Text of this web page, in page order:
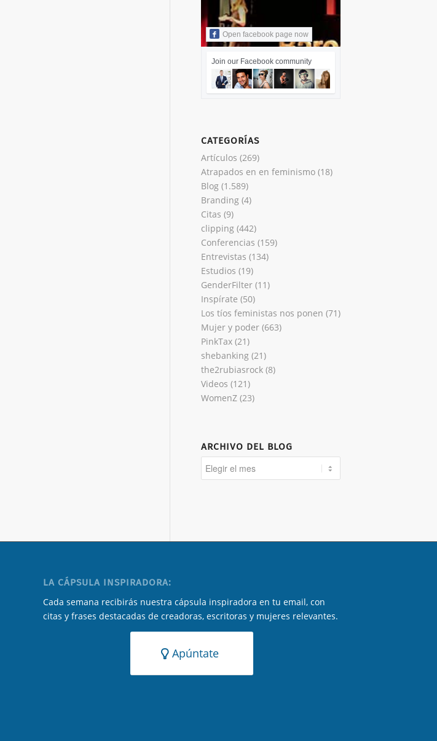
Open facebook page now
Join our Facebook community
CATEGORÍAS
Artículos (269)
Atrapados en en feminismo(18)
Blog(1.589)
Branding(4)
Citas (9)
clipping(442)
Conferencias (159)
Entrevistas (134)
Estudios (19)
GenderFilter(11)
Inspírate (50)
Los tíos feministas nos ponen (71)
Mujer y poder(663)
PinkTax(21)
shebanking(21)
the2rubiasrock(8)
Videos (121)
WomenZ(23)
ARCHIVO DEL BLOG
LA CÁPSULA INSPIRADORA:
Cada semana recibirás nuestra cápsula inspiradora en tu email, con
citas y frases destacadas de creadoras, escritoras y mujeres relevantes.
Apúntate